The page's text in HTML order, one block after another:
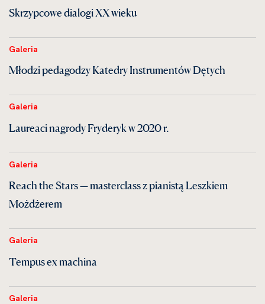
Skrzypcowe dialogi XX wieku
Galeria
Młodzi pedagodzy Katedry Instrumentów Dętych
Galeria
Laureaci nagrody Fryderyk w 2020 r.
Galeria
Reach the Stars — masterclass z pianistą Leszkiem
Możdżerem
Galeria
Tempus ex machina
Galeria